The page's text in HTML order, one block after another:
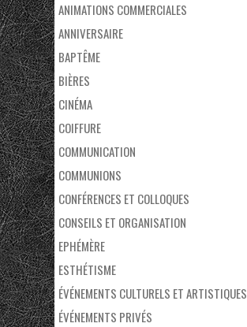
ANIMATIONS COMMERCIALES
ANNIVERSAIRE
BAPTÊME
BIÈRES
CINÉMA
COIFFURE
COMMUNICATION
COMMUNIONS
CONFÉRENCES ET COLLOQUES
CONSEILS ET ORGANISATION
EPHÉMÈRE
ESTHÉTISME
ÉVÉNEMENTS CULTURELS ET ARTISTIQUES
ÉVÉNEMENTS PRIVÉS